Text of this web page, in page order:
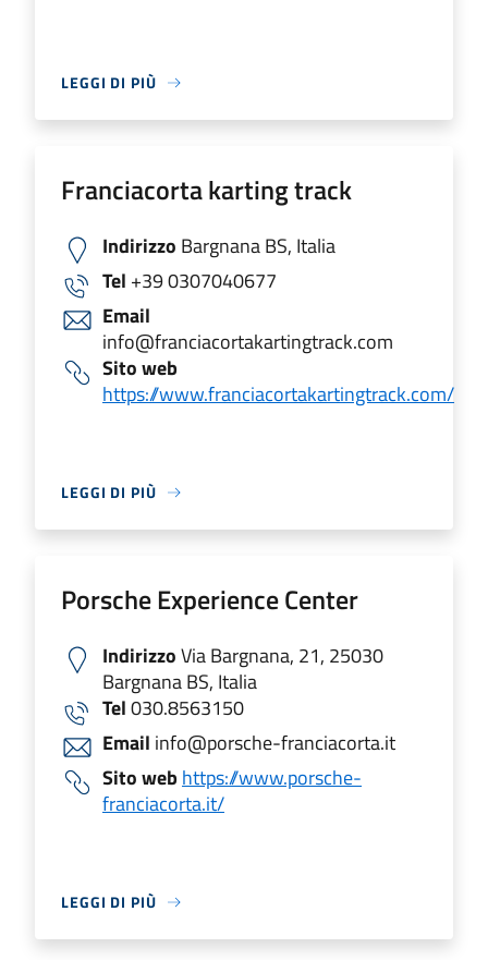
LEGGI DI PIÙ
Franciacorta karting track
Indirizzo Bargnana BS, Italia
Tel +39 0307040677
Email
info@franciacortakartingtrack.com
Sito web
https://www.franciacortakartingtrack.com/
LEGGI DI PIÙ
Porsche Experience Center
IndirizzoVia Bargnana, 21, 25030
Bargnana BS, Italia
Tel030.8563150
Email info@porsche-franciacorta.it
Sito web https://www.porsche-
franciacorta.it/
LEGGI DI PIÙ